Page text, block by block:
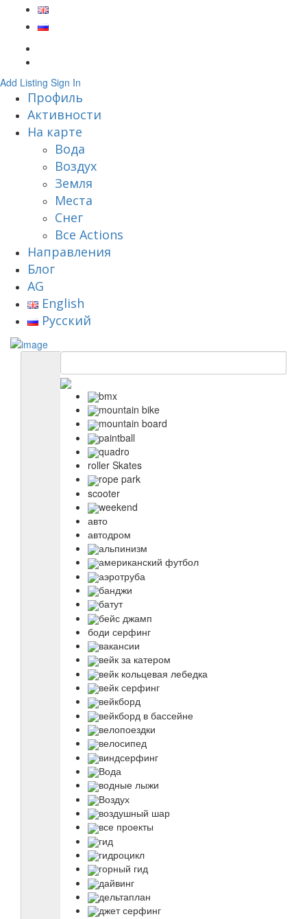
Add Listing Sign In
Профиль
Активности
На карте
Вода
Воздух
Земля
Места
Снег
Все Actions
Направления
Блог
AG
English
Русский
bmx
mountain bike
mountain board
paintball
quadro
roller Skates
rope park
scooter
weekend
авто
автодром
альпинизм
американский футбол
аэротруба
банджи
батут
бейс джамп
боди серфинг
вакансии
вейк за катером
вейк кольцевая лебедка
вейк серфинг
вейкборд
вейкборд в бассейне
велопоездки
велосипед
виндсерфинг
Вода
водные лыжи
Воздух
воздушный шар
все проекты
гид
гидроцикл
горный гид
дайвинг
дельтаплан
джет серфинг